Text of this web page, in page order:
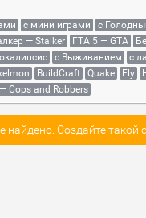
с мини играми с
— Stalker ГТА 5 — GTA
с Выживанием с
BuildCraft Quake Fly
Cops and Robbers
Создайте такой